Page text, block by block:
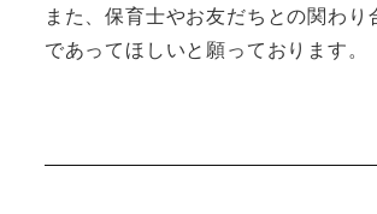
また、保育士やお友だちとの関わ
であってほしいと願っております。